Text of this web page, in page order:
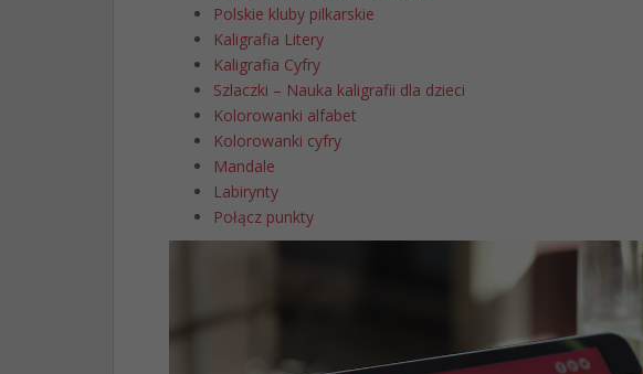
Polskie kluby pilkarskie
Kaligrafia Litery
Kaligrafia Cyfry
Szlaczki – Nauka kaligrafii dla dzieci
Kolorowanki alfabet
Kolorowanki cyfry
Mandale
Labirynty
Połącz punkty